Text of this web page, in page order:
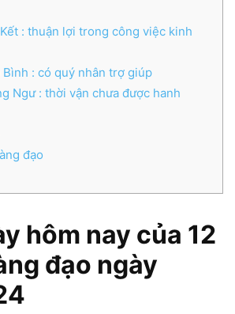
: thuận lợi trong công việc kinh
Bình : có quý nhân trợ giúp
Ngư : thời vận chưa được hanh
đạo
hôm nay của 12
đạo ngày